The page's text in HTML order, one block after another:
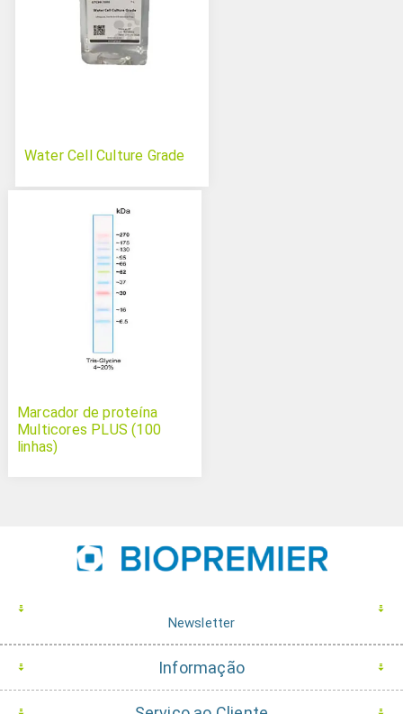
Water Cell Culture Grade
Marcador de proteína
Multicores PLUS (100
linhas)
Newsletter
Informação